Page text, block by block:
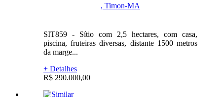
, Timon-MA
SIT859 - Sítio com 2,5 hectares, com casa,
piscina, fruteiras diversas, distante 1500 metros
da marge...
+ Detalhes
R$ 290.000,00